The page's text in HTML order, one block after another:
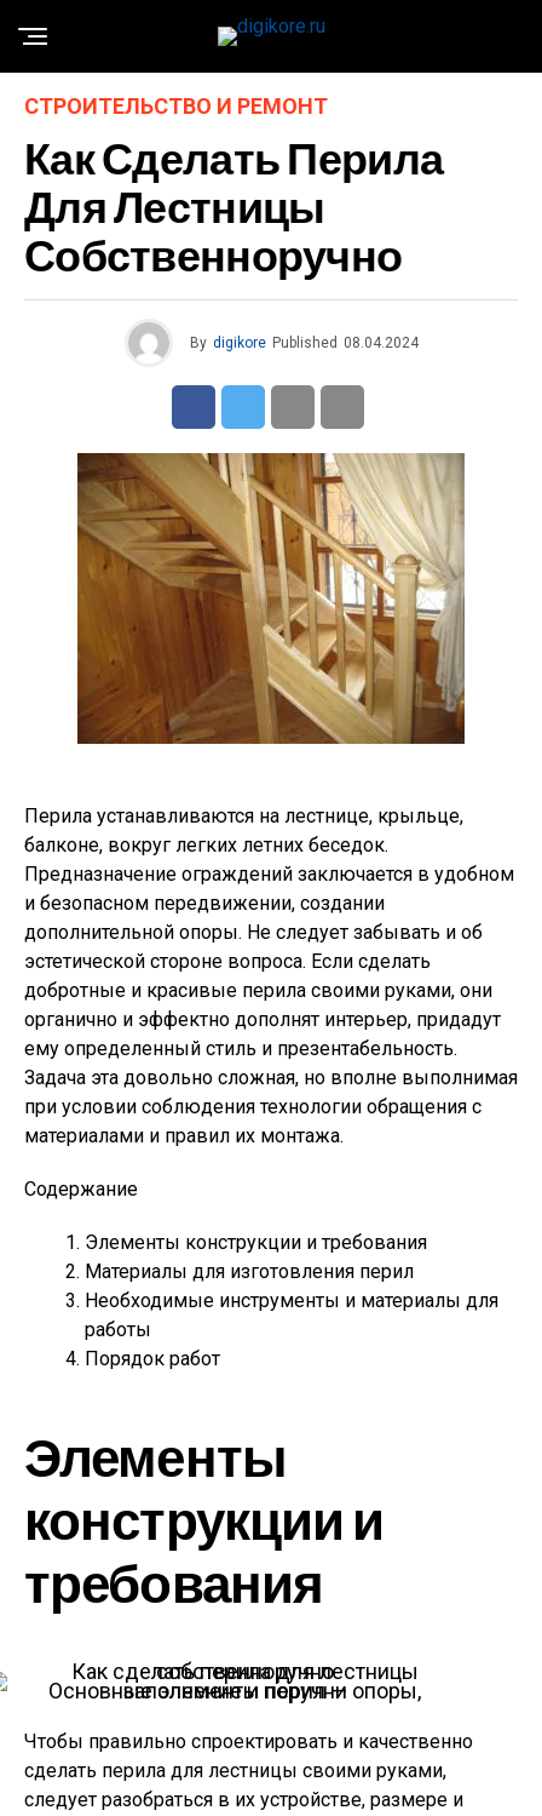
СТРОИТЕЛЬСТВО И РЕМОНТ
Как Сделать Перила
Для Лестницы
Собственноручно
By digikore Published 08.04.2024
Перила устанавливаются на лестнице, крыльце,
балконе, вокруг легких летних беседок.
Предназначение ограждений заключается в удобном
и безопасном передвижении, создании
дополнительной опоры. Не следует забывать и об
эстетической стороне вопроса. Если сделать
добротные и красивые перила своими руками, они
органично и эффектно дополнят интерьер, придадут
ему определенный стиль и презентабельность.
Задача эта довольно сложная, но вполне выполнимая
при условии соблюдения технологии обращения с
материалами и правил их монтажа.
Содержание
Элементы конструкции и требования
Материалы для изготовления перил
Необходимые инструменты и материалы для
работы
Порядок работ
Элементы
конструкции и
требования
Основные элементы перил — опоры, заполнение и поручни
Чтобы правильно спроектировать и качественно
сделать перила для лестницы своими руками,
следует разобраться в их устройстве, размере и